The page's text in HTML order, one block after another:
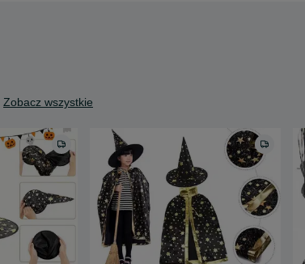
Zobacz wszystkie